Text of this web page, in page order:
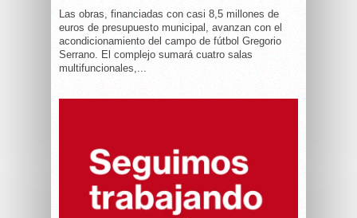
Las obras, financiadas con casi 8,5 millones de
euros de presupuesto municipal, avanzan con el
acondicionamiento del campo de fútbol Gregorio
Serrano. El complejo sumará cuatro salas
multifuncionales,...